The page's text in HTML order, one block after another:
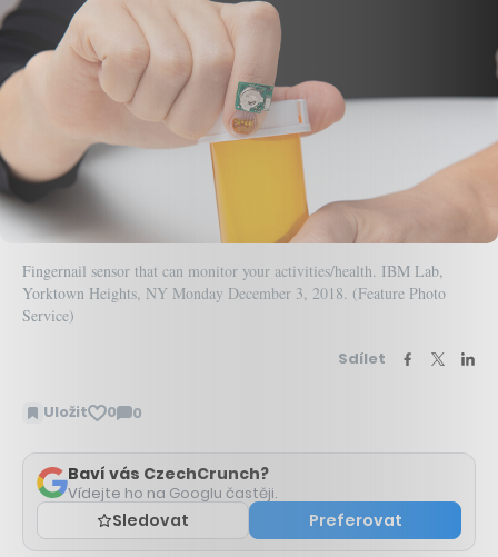
Fingernail sensor that can monitor your activities/health. IBM Lab,
Yorktown Heights, NY Monday December 3, 2018. (Feature Photo
Service)
Sdílet
Uložit 0 0
Zobrazit
Baví vás CzechCrunch?
Vídejte ho na Googlu častěji.
Sledovat Preferovat